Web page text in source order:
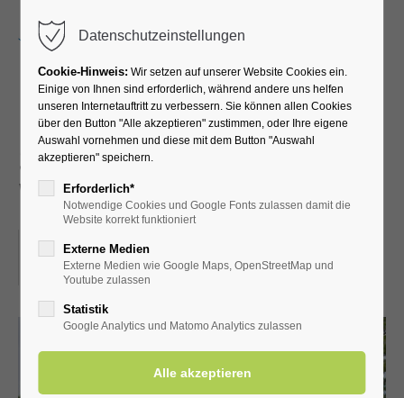
Führung durch die
Schäferkämper
Wassermühle
15.06.2024, 14:30
ORT: SCHÄFERKÄMPER WASSERMÜHLE
Datenschutzeinstellungen
Cookie-Hinweis: Wir setzen auf unserer Website Cookies ein.
Einige von Ihnen sind erforderlich, während andere uns helfen
unseren Internetauftritt zu verbessern. Sie können allen Cookies
über den Button "Alle akzeptieren" zustimmen, oder Ihre eigene
Auswahl vornehmen und diese mit dem Button "Auswahl
akzeptieren" speichern.
Erforderlich*
Notwendige Cookies und Google Fonts zulassen damit die
Website korrekt funktioniert
Externe Medien
Externe Medien wie Google Maps, OpenStreetMap und
Youtube zulassen
Statistik
Google Analytics und Matomo Analytics zulassen